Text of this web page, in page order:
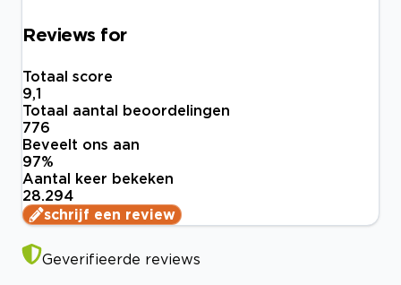
Reviews for
Totaal score
9,1
Totaal aantal beoordelingen
776
Beveelt ons aan
97%
Aantal keer bekeken
28.294
schrijf een review
Geverifieerde reviews